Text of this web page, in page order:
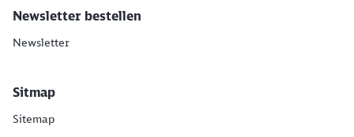
Newsletter bestellen
Newsletter
Sitmap
Sitemap